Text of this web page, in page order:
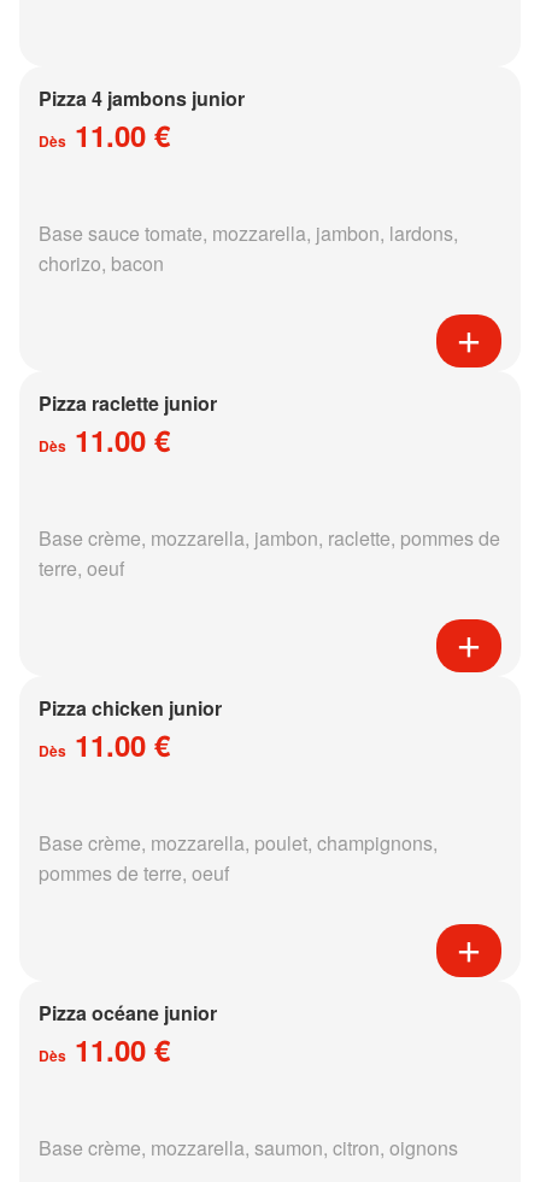
Pizza 4 jambons junior
Dès 11.00 €
Base sauce tomate, mozzarella, jambon, lardons,
chorizo, bacon
Pizza raclette junior
Dès 11.00 €
Base crème, mozzarella, jambon, raclette, pommes de
terre, oeuf
Pizza chicken junior
Dès 11.00 €
Base crème, mozzarella, poulet, champignons,
pommes de terre, oeuf
Pizza océane junior
Dès 11.00 €
Base crème, mozzarella, saumon, citron, oignons